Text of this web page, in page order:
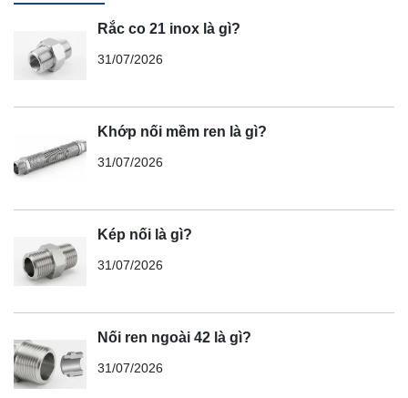
Rắc co 21 inox là gì?
31/07/2026
Khớp nối mềm ren là gì?
31/07/2026
Kép nối là gì?
31/07/2026
Nối ren ngoài 42 là gì?
31/07/2026